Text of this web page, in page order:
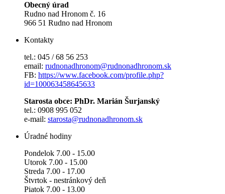
Obecný úrad
Rudno nad Hronom č. 16
966 51 Rudno nad Hronom
Kontakty
tel.: 045 / 68 56 253
email: rudnonadhronom@rudnonadhronom.sk
FB: https://www.facebook.com/profile.php?
id=100063458645633
Starosta obce: PhDr. Marián Šurjanský
tel.: 0908 995 052
e-mail: starosta@rudnonadhronom.sk
Úradné hodiny
Pondelok 7.00 - 15.00
Utorok 7.00 - 15.00
Streda 7.00 - 17.00
Štvrtok - nestránkový deň
Piatok 7.00 - 13.00